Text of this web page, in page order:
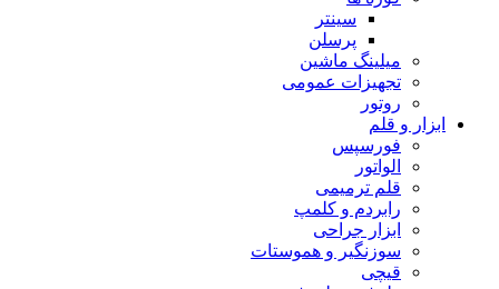
سینتر
پرسلن
میلینگ ماشین
تجهیزات عمومی
روتور
ابزار و قلم
فورسپس
الواتور
قلم ترمیمی
رابردم و کلمپ
ابزار جراحی
سوزنگیر و هموستات
قیچی